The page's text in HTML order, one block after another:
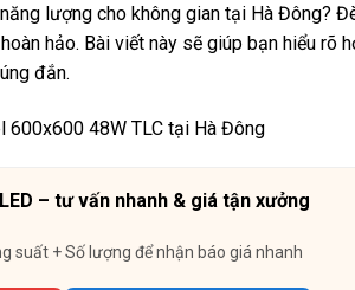
lượng cho không gian tại Hà Đông?
hảo. Bài viết này sẽ giúp bạn hiểu rõ
đắn.
– tư vấn nhanh & giá tận xưởng
suất + Số lượng để nhận báo giá nhanh